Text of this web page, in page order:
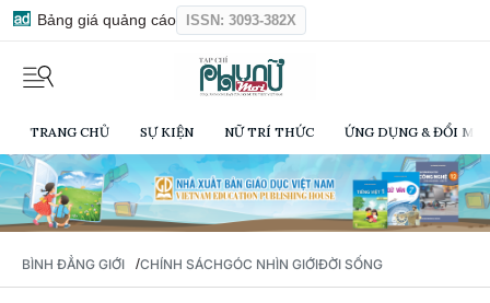
Bảng giá quảng cáo ISSN: 3093-382X
TRANG CHỦ SỰ KIỆN NỮ TRÍ THỨC ỨNG DỤNG & ĐỔI
BÌNH ĐẲNG GIỚI /CHÍNH SÁCHGÓC NHÌN GIỚIĐỜI SỐNG